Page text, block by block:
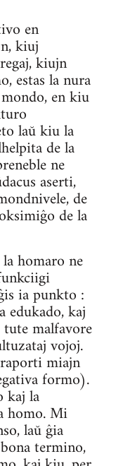
en
kiuj
kiujn
estas la nura
en kiu
laŭ kiu la
de la
ne
aserti,
de
de la
homaro ne
ia punkto :
edukado, kaj
malfavore
vojoj.
miajn
formo).
kaj la
homo. Mi
laŭ ĝia
termino,